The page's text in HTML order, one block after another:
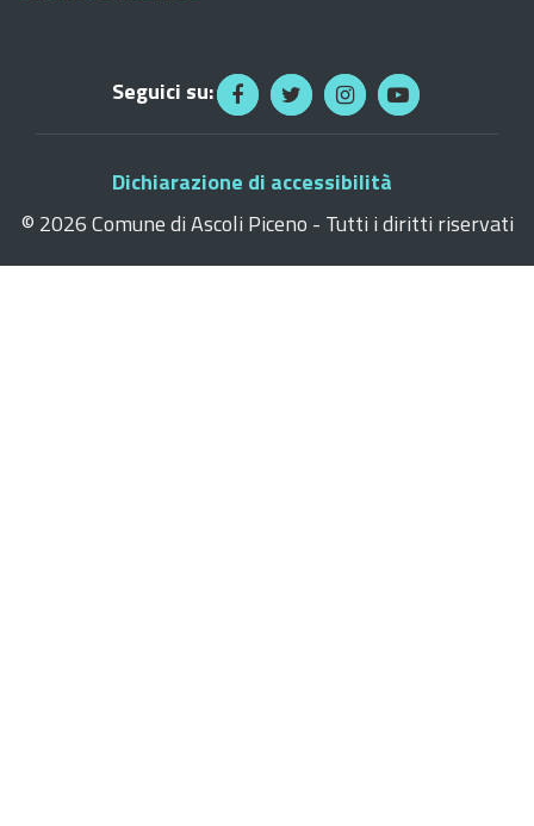
Seguici su:
Dichiarazione di accessibilità
© 2026 Comune di Ascoli Piceno - Tutti i diritti riservati